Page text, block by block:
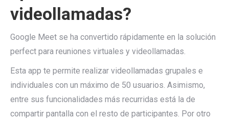
videollamadas?
Google Meet se ha convertido rápidamente en la solución
perfect para reuniones virtuales y videollamadas.
Esta app te permite realizar videollamadas grupales e
individuales con un máximo de 50 usuarios. Asimismo,
entre sus funcionalidades más recurridas está la de
compartir pantalla con el resto de participantes. Por otro